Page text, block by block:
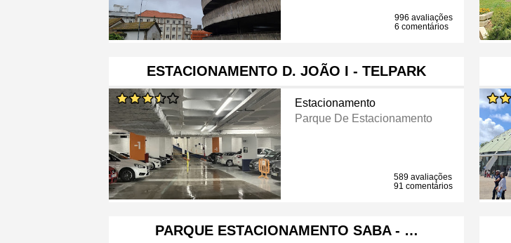
996 avaliações
6 comentários
ESTACIONAMENTO D. JOÃO I - TELPARK
Estacionamento
Parque De Estacionamento
589 avaliações
91 comentários
PARQUE ESTACIONAMENTO SABA - …